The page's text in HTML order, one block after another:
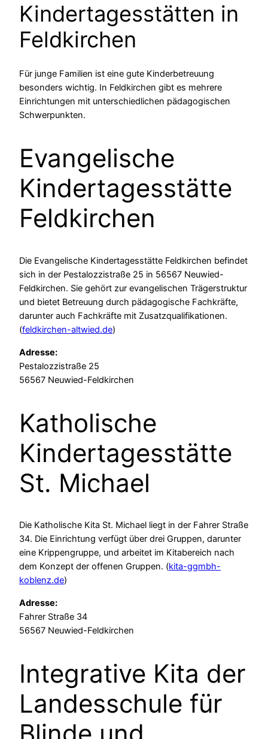
Kindertagesstätten in
Feldkirchen
Für junge Familien ist eine gute Kinderbetreuung
besonders wichtig. In Feldkirchen gibt es mehrere
Einrichtungen mit unterschiedlichen pädagogischen
Schwerpunkten.
Evangelische
Kindertagesstätte
Feldkirchen
Die Evangelische Kindertagesstätte Feldkirchen befindet
sich in der Pestalozzistraße 25 in 56567 Neuwied-
Feldkirchen. Sie gehört zur evangelischen Trägerstruktur
und bietet Betreuung durch pädagogische Fachkräfte,
darunter auch Fachkräfte mit Zusatzqualifikationen.
(feldkirchen-altwied.de)
Adresse:
Pestalozzistraße 25
56567 Neuwied-Feldkirchen
Katholische
Kindertagesstätte
St. Michael
Die Katholische Kita St. Michael liegt in der Fahrer Straße
34. Die Einrichtung verfügt über drei Gruppen, darunter
eine Krippengruppe, und arbeitet im Kitabereich nach
dem Konzept der offenen Gruppen. (kita-ggmbh-
koblenz.de)
Adresse:
Fahrer Straße 34
56567 Neuwied-Feldkirchen
Integrative Kita der
Landesschule für